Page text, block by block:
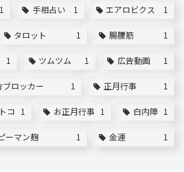
1 手相占い 1 エアロビクス 1
タロット 1 腸腰筋 1
1 ツムツム 1 広告動画 1
ブロッカー 1 正月行事 1
コ 1 お正月行事 1 白内障 1
ーマン麹 1 金運 1